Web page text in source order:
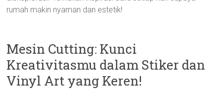
rumah makin nyaman dan estetik!
Mesin Cutting: Kunci
Kreativitasmu dalam Stiker dan
Vinyl Art yang Keren!